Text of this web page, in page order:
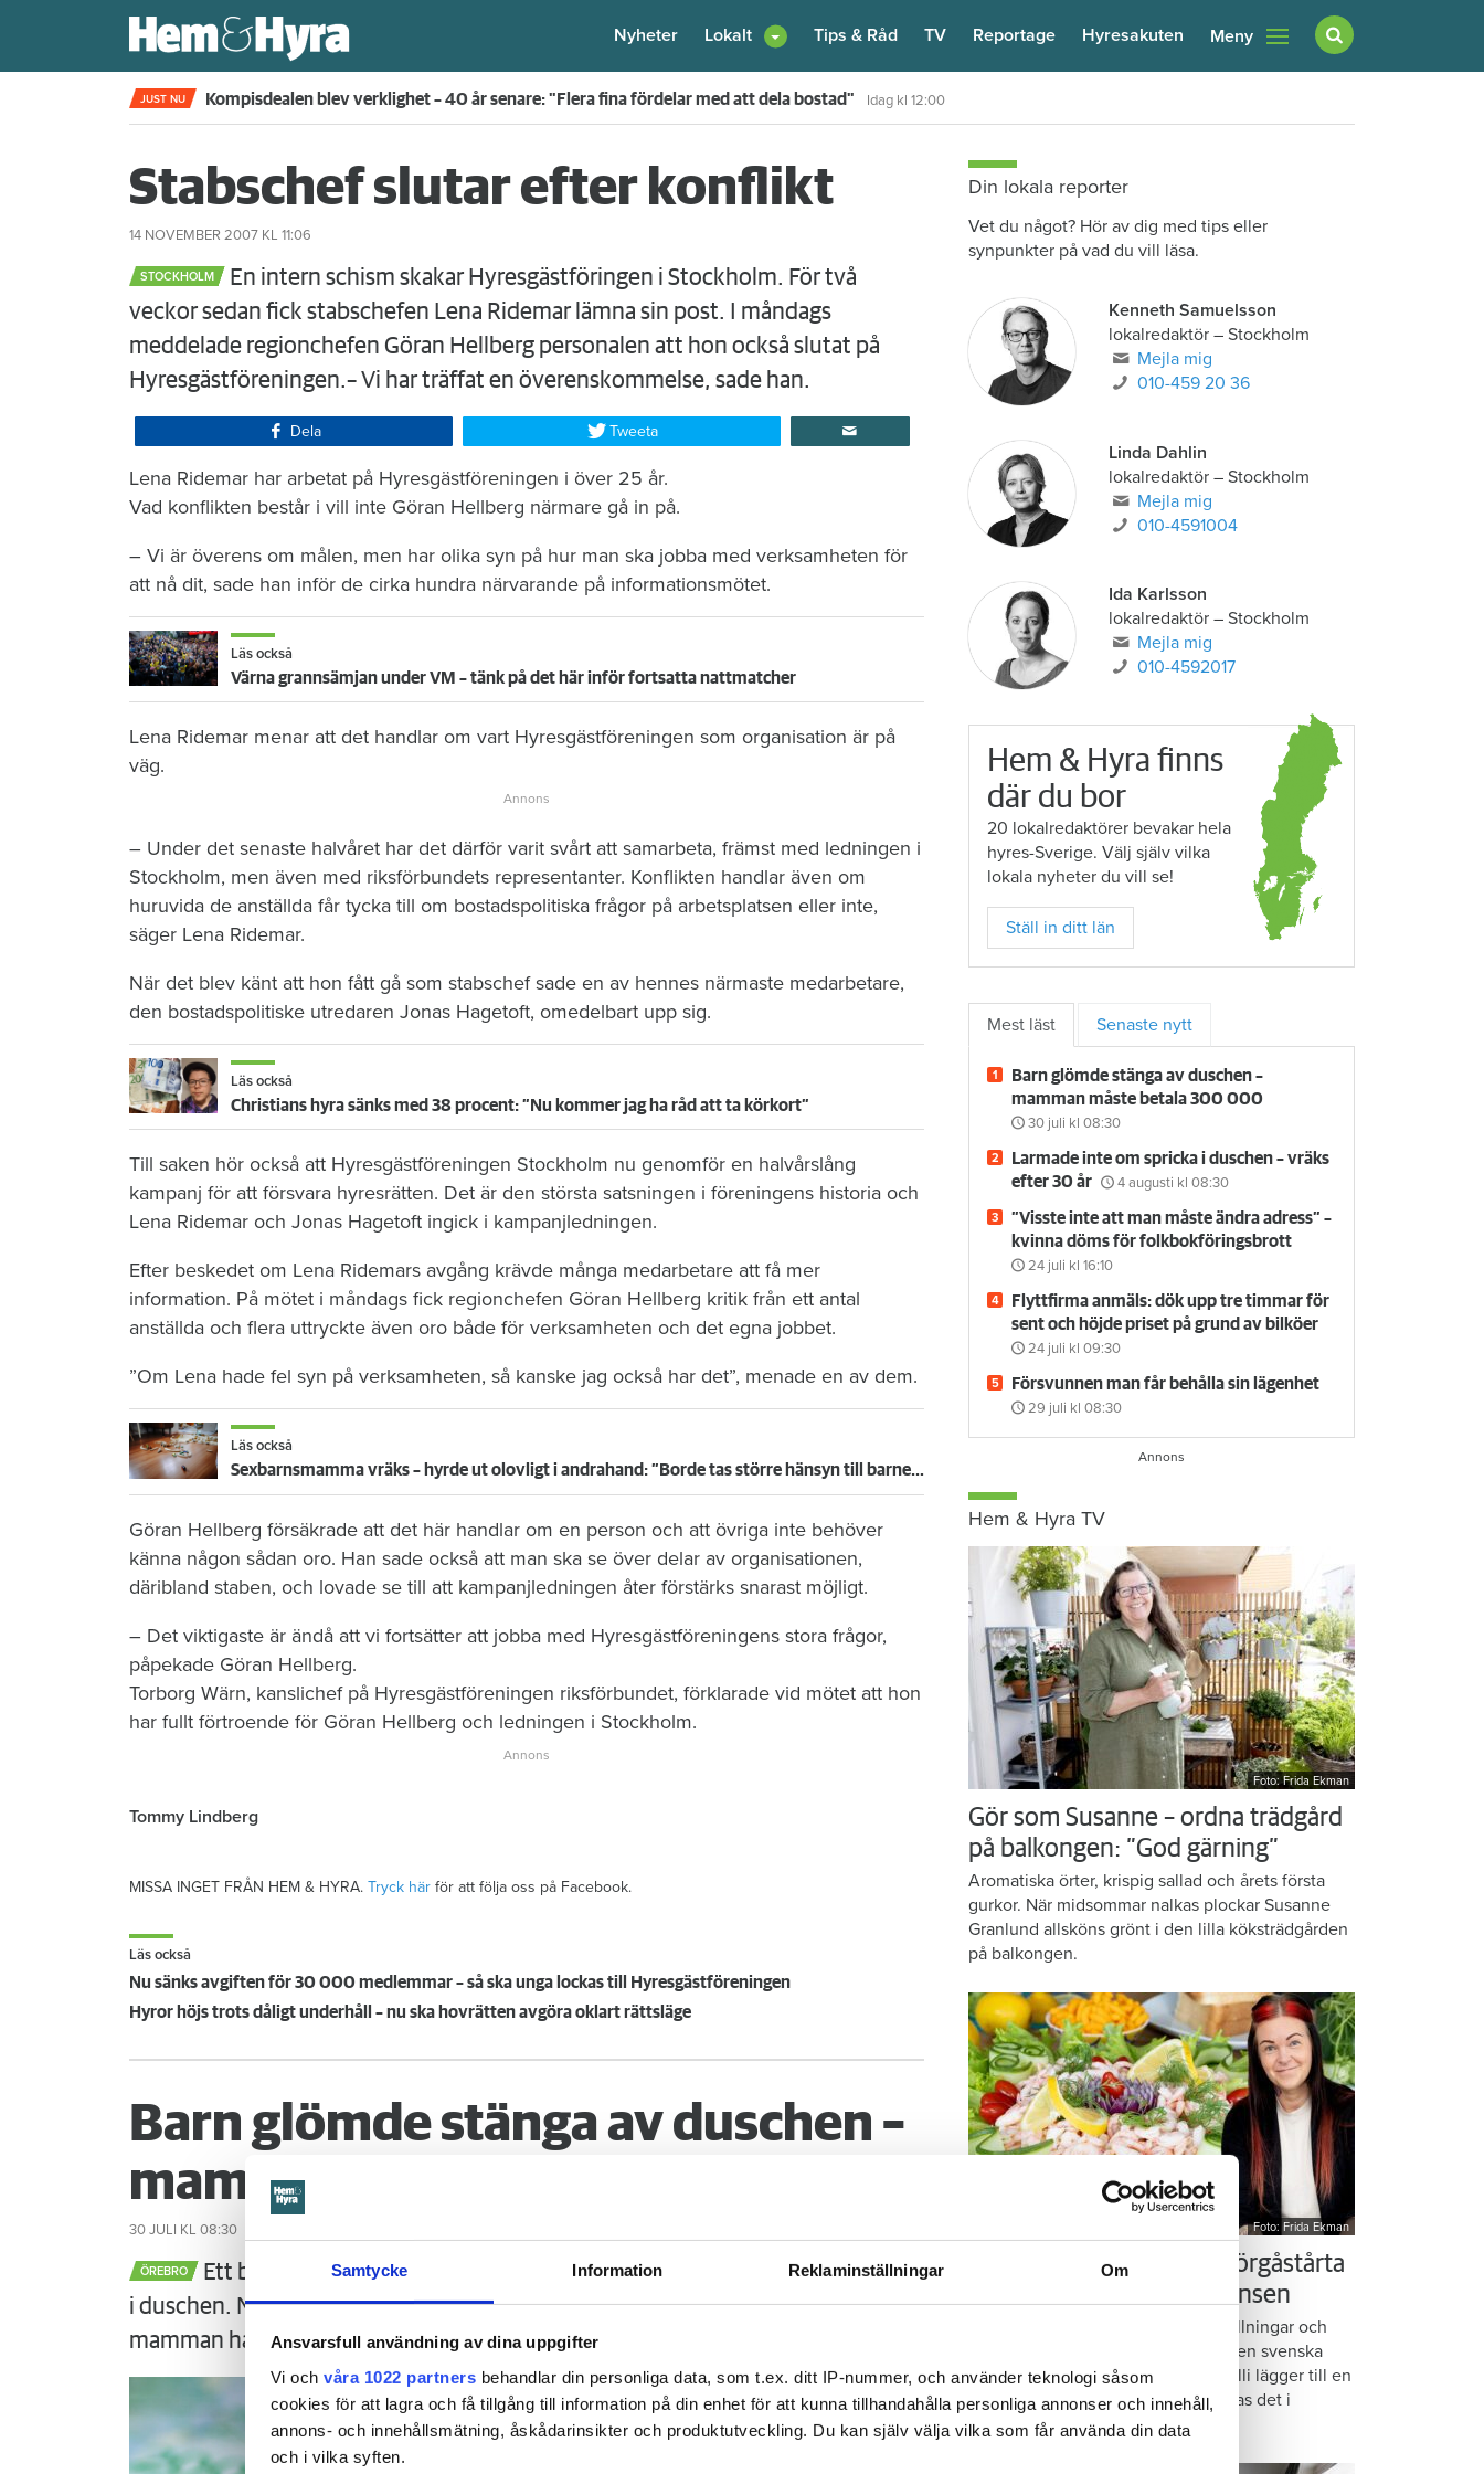
Samtycke Information Reklaminställningar Om
Ansvarsfull användning av dina uppgifter
Vi och våra 1022 partners behandlar din personliga data, som t.ex. ditt IP-nummer, och använder teknologi såsom
cookies för att lagra och få tillgång till information på din enhet för att kunna tillhandahålla personliga annonser och innehåll,
annons- och innehållsmätning, åskådarinsikter och produktutveckling. Du kan själv välja vilka som får använda din data
och i vilka syften.
Nyheter Lokalt Tips & Råd TV Reportage Hyresakuten Meny
JUST NU Rökte inomhus och övergav lägenheten – nu kräver värden honom på 100 000 kronor Idag kl 10:30
Stabschef slutar efter konflikt
14 NOVEMBER 2007 KL 11:06
STOCKHOLM
En intern schism skakar Hyresgästföringen i Stockholm. För två
veckor sedan fick stabschefen Lena Ridemar lämna sin post. I måndags
meddelade regionchefen Göran Hellberg personalen att hon också slutat på
Hyresgästföreningen.– Vi har träffat en överenskommelse, sade han.
Dela Tweeta
Lena Ridemar har arbetat på Hyresgästföreningen i över 25 år.
Vad konflikten består i vill inte Göran Hellberg närmare gå in på.
– Vi är överens om målen, men har olika syn på hur man ska jobba med verksamheten för
att nå dit, sade han inför de cirka hundra närvarande på informationsmötet.
Läs också
Värna grannsämjan under VM – tänk på det här inför fortsatta nattmatcher
Lena Ridemar menar att det handlar om vart Hyresgästföreningen som organisation är på
väg.
– Under det senaste halvåret har det därför varit svårt att samarbeta, främst med ledningen i
Stockholm, men även med riksförbundets representanter. Konflikten handlar även om
huruvida de anställda får tycka till om bostadspolitiska frågor på arbetsplatsen eller inte,
säger Lena Ridemar.
När det blev känt att hon fått gå som stabschef sade en av hennes närmaste medarbetare,
den bostadspolitiske utredaren Jonas Hagetoft, omedelbart upp sig.
Läs också
Christians hyra sänks med 38 procent: ”Nu kommer jag ha råd att ta körkort”
Till saken hör också att Hyresgästföreningen Stockholm nu genomför en halvårslång
kampanj för att försvara hyresrätten. Det är den största satsningen i föreningens historia och
Lena Ridemar och Jonas Hagetoft ingick i kampanjledningen.
Efter beskedet om Lena Ridemars avgång krävde många medarbetare att få mer
information. På mötet i måndags fick regionchefen Göran Hellberg kritik från ett antal
anställda och flera uttryckte även oro både för verksamheten och det egna jobbet.
”Om Lena hade fel syn på verksamheten, så kanske jag också har det”, menade en av dem.
Läs också
Sexbarnsmamma vräks – hyrde ut olovligt i andrahand: ”Borde tas större hänsyn till barnen”
Göran Hellberg försäkrade att det här handlar om en person och att övriga inte behöver
känna någon sådan oro. Han sade också att man ska se över delar av organisationen,
däribland staben, och lovade se till att kampanjledningen åter förstärks snarast möjligt.
– Det viktigaste är ändå att vi fortsätter att jobba med Hyresgästföreningens stora frågor,
påpekade Göran Hellberg.
Torborg Wärn, kanslichef på Hyresgästföreningen riksförbundet, förklarade vid mötet att hon
har fullt förtroende för Göran Hellberg och ledningen i Stockholm.
Tommy Lindberg
MISSA INGET FRÅN HEM & HYRA. Tryck här för att följa oss på Facebook.
Läs också
Nu sänks avgiften för 30 000 medlemmar – så ska unga lockas till Hyresgästföreningen
Hyror höjs trots dåligt underhåll – nu ska hovrätten avgöra oklart rättsläge
Barn glömde stänga av duschen –
mamman måste betala 300 000
30 JULI KL 08:30
ÖREBRO
Ett barn med särskilda behov går upp en natt och vrider på vattenkranen
i duschen. När mamman vaknar är det vatten i både badrum och hall. Det borde
mamman ha förhindrat menar Örebrobostäder.
Din lokala reporter
Vet du något? Hör av dig med tips eller
synpunkter på vad du vill läsa.
Kenneth Samuelsson
lokalredaktör– Stockholm
Mejla mig
010-459 20 36
Linda Dahlin
lokalredaktör– Stockholm
Mejla mig
010-4591004
Ida Karlsson
lokalredaktör – Stockholm
Mejla mig
010-4592017
Hem & Hyra finns
där du bor
20 lokalredaktörer bevakar hela
hyres-Sverige. Välj själv vilka
lokala nyheter du vill se!
Ställ in ditt län
Mest läst Senaste nytt
Barn glömde stänga av duschen –
mamman måste betala 300 000
30 juli kl 08:30
Larmade inte om spricka i duschen – vräks
efter 30 år
4 augusti kl 08:30
”Visste inte att man måste ändra adress” –
kvinna döms för folkbokföringsbrott
24 juli kl 16:10
Flyttfirma anmäls: dök upp tre timmar för
sent och höjde priset på grund av bilköer
24 juli kl 09:30
Försvunnen man får behålla sin lägenhet
29 juli kl 08:30
Hem & Hyra TV
Foto: Frida Ekman
Gör som Susanne – ordna trädgård
på balkongen: ”God gärning”
Aromatiska örter, krispig sallad och årets första
gurkor. När midsommar nalkas plockar Susanne
Granlund allsköns grönt i den lilla köksträdgården
på balkongen.
Foto: Frida Ekman
Messi älskar Victorias smörgåstårta
– trots den galna ingrediensen
Formbrödsskivor i rader, krämiga fyllningar och
krispiga grönsaker. Det är basen i den svenska
klassikern smörgåstårta. Victoria Lalli lägger till en
specialingrediens – och ändå vattnas det i
munnen på självaste Messi.